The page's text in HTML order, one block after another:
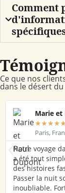
Comment
Ce que nos
dans le désert du
Marie et
★★★★★
Paris,
Notre voyage
a été tout
des histoires
Passer la nuit
inoubliable.